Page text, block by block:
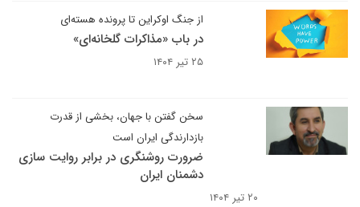
از جنگ اوکراین تا پرونده هسته‌ای
در باب «مذاکرات گلخانه‌ای»
۲۵ تیر ۱۴۰۴
سخن گفتن با جهان، بخشی از قدرت
بازدارندگی ایران است
ضرورت روشنگری در برابر روایت سازی
دشمنان ایران
۲۰ تیر ۱۴۰۴